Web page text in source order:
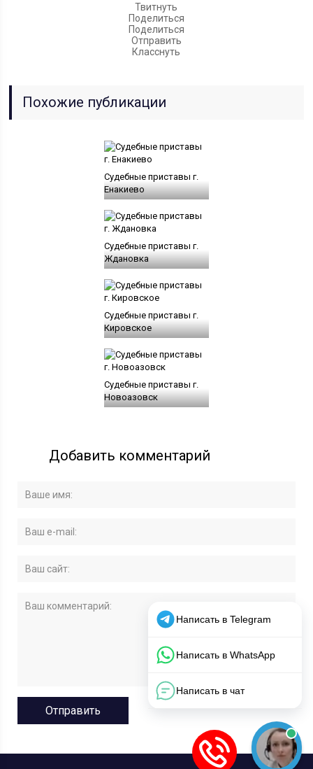
Твитнуть
Поделиться
Поделиться
Отправить
Класснуть
Похожие публикации
Судебные приставы г.
Енакиево
Судебные приставы г.
Ждановка
Судебные приставы г.
Кировское
Судебные приставы г.
Новоазовск
Добавить комментарий